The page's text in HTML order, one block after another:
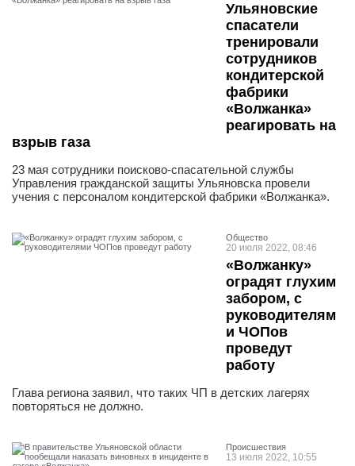
Ульяновские
спасатели
тренировали
сотрудников
кондитерской
фабрики
«Волжанка»
реагировать на
взрыв газа
23 мая сотрудники поисково-спасательной службы
Управления гражданской защиты Ульяновска провели
учения с персоналом кондитерской фабрики «Волжанка».
Общество
20 июля 2022, 08:46
«Волжанку»
оградят глухим
забором, с
руководителям
и ЧОПов
проведут
работу
Глава региона заявил, что таких ЧП в детских лагерях
повторяться не должно.
Проиcшествия
13 июля 2022, 10:55